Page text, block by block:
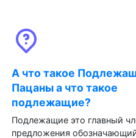
А что такое
Пацаны а что такое
подлежащие?
Подлежащие это главный
предложения